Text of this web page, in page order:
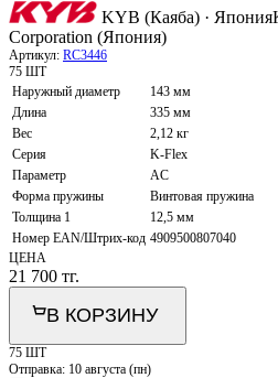
KYB (Каяба) · Япония
Corporation (Япония)
Артикул: RC3446
75 ШТ
Наружный диаметр
143 мм
Длина
335 мм
Вес
2,12 кг
Серия
K-Flex
Параметр
AC
Форма пружины
Винтовая пружина
Толщина 1
12,5 мм
Номер EAN/Штрих-код 4909500807040
ЦЕНА
21 700 тг.
В КОРЗИНУ
75 ШТ
Отправка: 10 августа (пн)